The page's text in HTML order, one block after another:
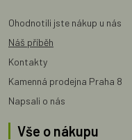
Ohodnotili jste nákup u nás
Náš příběh
Kontakty
Kamenná prodejna Praha 8
Napsali o nás
Vše o nákupu